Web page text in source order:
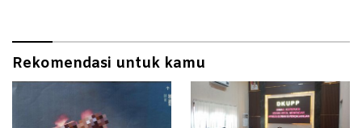
Rekomendasi untuk kamu